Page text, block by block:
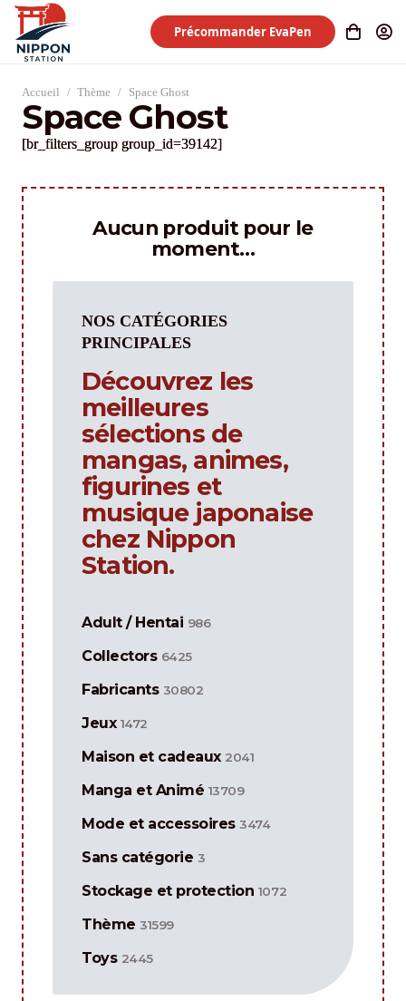
Précommander EvaPen
Accueil / Thème / Space Ghost
Space Ghost
[br_filters_group group_id=39142]
Aucun produit pour le
moment…
NOS CATÉGORIES
PRINCIPALES
Découvrez les
meilleures
sélections de
mangas, animes,
figurines et
musique japonaise
chez Nippon
Station.
Adult / Hentai 986
Collectors 6425
Fabricants 30802
Jeux 1472
Maison et cadeaux 2041
Manga et Animé 13709
Mode et accessoires 3474
Sans catégorie 3
Stockage et protection 1072
Thème 31599
Toys 2445